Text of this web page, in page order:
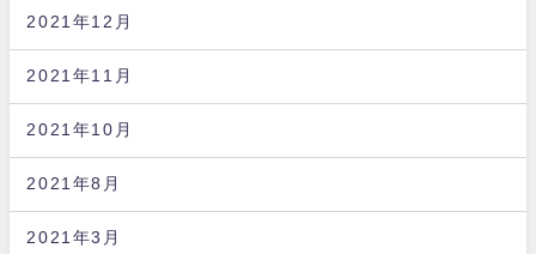
2021年12月
2021年11月
2021年10月
2021年8月
2021年3月